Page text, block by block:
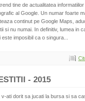
tine de actualitatea
al Google. Un numar foarte
continut pe Google Maps,
si nu numai. In definitiv, lumea in
imposibil ca o singura...
- 2015
v-ati dorit sa jucati la bursa si sa